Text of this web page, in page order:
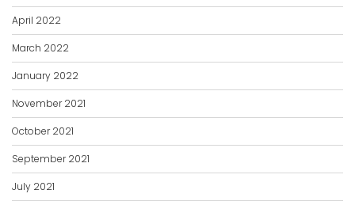
April 2022
March 2022
January 2022
November 2021
October 2021
September 2021
July 2021